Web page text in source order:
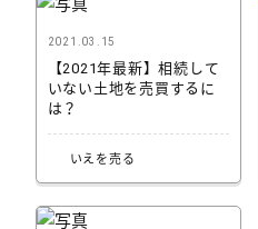
2021.03.15
【2021年最新】相続して
いない土地を売買するに
は？
いえを売る